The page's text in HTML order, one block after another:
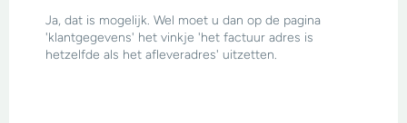
Ja, dat is mogelijk. Wel moet u dan op de pagina
'klantgegevens' het vinkje 'het factuur adres is
hetzelfde als het afleveradres' uitzetten.